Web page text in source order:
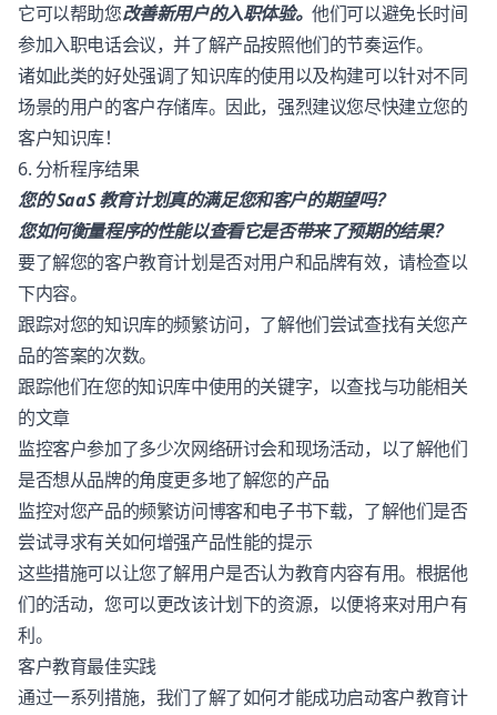
它可以帮助您改善新用户的入职体验。他们可以避免长时间
参加入职电话会议，并了解产品按照他们的节奏运作。
诸如此类的好处强调了知识库的使用以及构建可以针对不同
场景的用户的客户存储库。因此，强烈建议您尽快建立您的
客户知识库！
6. 分析程序结果
您的 SaaS 教育计划真的满足您和客户的期望吗？
您如何衡量程序的性能以查看它是否带来了预期的结果？
要了解您的客户教育计划是否对用户和品牌有效，请检查以
下内容。
跟踪对您的知识库的频繁访问，了解他们尝试查找有关您产
品的答案的次数。
跟踪他们在您的知识库中使用的关键字，以查找与功能相关
的文章
监控客户参加了多少次网络研讨会和现场活动，以了解他们
是否想从品牌的角度更多地了解您的产品
监控对您产品的频繁访问博客和电子书下载，了解他们是否
尝试寻求有关如何增强产品性能的提示
这些措施可以让您了解用户是否认为教育内容有用。根据他
们的活动，您可以更改该计划下的资源，以便将来对用户有
利。
客户教育最佳实践
通过一系列措施，我们了解了如何才能成功启动客户教育计